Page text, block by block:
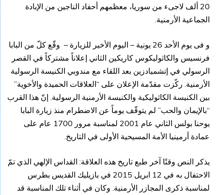
20 ألف لاجىء من سوريا، معظمهم أحفاد الناجين من الإبادة
الجماعية الأرمنية.
و فى يوم الأحد 26 يونية – اليوم الأخير للزيارة – وقّع كلّ من البابا
فرنسيس والكاثوليكوس كاريكين الثاني إعلاناً مشتركاً في القصر
الرسولي في إتشميادزين بعد اللقاء مع مندوبي الكنيسة الرسولية
الأرمنية. ركّزت مقدّمة الإعلان على “العلاقات الحميدة والأخوية”
بين الكنيسة الكاثوليكية والكنيسة الأرمنية الرسولية. إنّ هذا القرب
“بالإيمان والحب” لم يتوقّف يوماً عن الاضطرام منذ زيارة البابا
يوحنا بولس الثاني عام 2001 لمناسبة مرور 1700 عام على
عمادة أرمينيا الأمة المسيحية الأولى في التاريخ.
يذكر النص وقتًا آخر طبع تاريخ هذه العلاقة: القداس الإلهي الذي تمّ
الاحتفال به في 12 ابريل 2015 في بازيليك القديس بطرس
لمناسبة ذكرى المجازر الأرمنية. وكان في أثناء تلك المناسبة قد